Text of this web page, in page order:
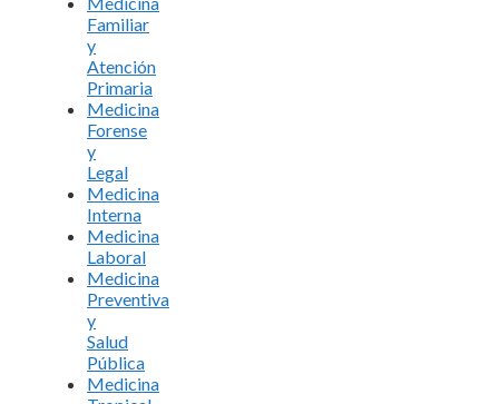
Familiar
y
Atención
Primaria
Medicina
Forense
y
Legal
Medicina
Interna
Medicina
Laboral
Medicina
Preventiva
y
Salud
Pública
Medicina